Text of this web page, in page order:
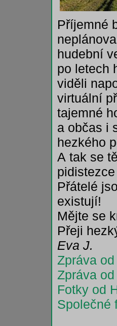
Příjemné
hudební
po letech
viděli
virtuální
tajemné
a občas i
hezkého
A tak se
Přátelé
existují!
Mějte se
Přeji
Eva J.
Zpráva
Zpráva
Fotky od
Společné